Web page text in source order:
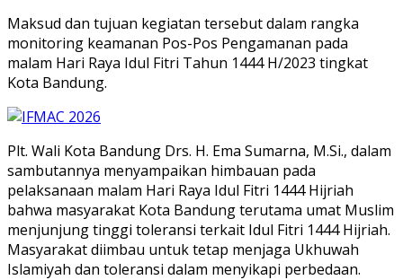
Maksud dan tujuan kegiatan tersebut dalam rangka
monitoring keamanan Pos-Pos Pengamanan pada
malam Hari Raya Idul Fitri Tahun 1444 H/2023 tingkat
Kota Bandung.
Plt. Wali Kota Bandung Drs. H. Ema Sumarna, M.Si., dalam
sambutannya menyampaikan himbauan pada
pelaksanaan malam Hari Raya Idul Fitri 1444 Hijriah
bahwa masyarakat Kota Bandung terutama umat Muslim
menjunjung tinggi toleransi terkait Idul Fitri 1444 Hijriah.
Masyarakat diimbau untuk tetap menjaga Ukhuwah
Islamiyah dan toleransi dalam menyikapi perbedaan.